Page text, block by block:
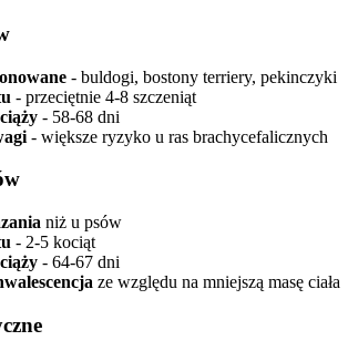
- buldogi, bostony terriery, pekinczyki
- przeciętnie 4-8 szczeniąt
- 58-68 dni
- większe ryzyko u ras brachycefalicznych
niż u psów
- 2-5 kociąt
- 64-67 dni
ze względu na mniejszą masę ciała